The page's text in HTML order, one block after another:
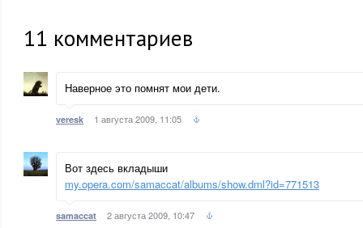
11 комментариев
Наверное это помнят мои дети.
veresk 1 августа 2009, 11:05
Вот здесь вкладыши
my.opera.com/samaccat/albums/show.dml?id=771513
samaccat 2 августа 2009, 10:47